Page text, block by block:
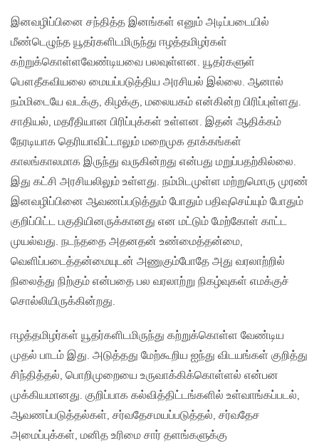
இனவழிப்பினை சந்தித்த இனங்கள் எனும் அடிப்படையில்
மீண்டெழுந்த யூதர்களிடமிருந்து ஈழத்தமிழர்கள்
கற்றுக்கொள்ளவேண்டியவை பலவுள்ளன. யூதர்களுள்
பௌதீகவியலை மையப்படுத்திய அரசியல் இல்லை. ஆனால்
நம்மிடையே வடக்கு, கிழக்கு, மலையகம் என்கின்ற பிரிப்புள்ளது.
சாதியல், மதரீதியான பிரிப்புக்கள் உள்ளன. இதன் ஆதிக்கம்
நேரடியாக தெரியாவிட்டாலும் மறைமுக தாக்கங்கள்
காலங்காலமாக இருந்து வருகின்றது என்பது மறுப்பதற்கில்லை.
இது கட்சி அரசியலிலும் உள்ளது. நம்மிடமுள்ள மற்றுமொரு முரண்
இனவழிப்பினை ஆவணப்படுத்தும் போதும் பதிவுசெய்யும் போதும்
குறிப்பிட்ட பகுதியினருக்கானது என மட்டும் மேற்கோள் காட்ட
முயல்வது. நடந்ததை அதனதன் உண்மைத்தன்மை,
வெளிப்படைத்தன்மையுடன் அணுகும்போதே அது வரலாற்றில்
நிலைத்து நிற்கும் என்பதை பல வரலாற்று நிகழ்வுகள் எமக்குச்
சொல்லியிருக்கின்றது.
ஈழத்தமிழர்கள் யூதர்களிடமிருந்து கற்றுக்கொள்ள வேண்டிய
முதல் பாடம் இது. அடுத்தது மேற்கூறிய ஐந்து விடயங்கள் குறித்து
சிந்தித்தல், பொறிமுறையை உருவாக்கிக்கொள்ளல் என்பன
முக்கியமானது. குறிப்பாக கல்வித்திட்டங்களில் உள்வாங்கப்படல்,
ஆவணப்படுத்தல்கள், சர்வதேசமயப்படுத்தல், சர்வதேச
அமைப்புக்கள், மனித உரிமை சார் தளங்களுக்கு